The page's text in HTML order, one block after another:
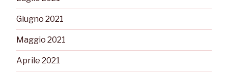
Giugno 2021
Maggio 2021
Aprile 2021